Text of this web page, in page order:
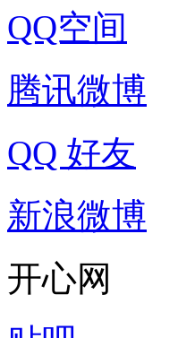
QQ空间
腾讯微博
QQ 好友
新浪微博
开心网